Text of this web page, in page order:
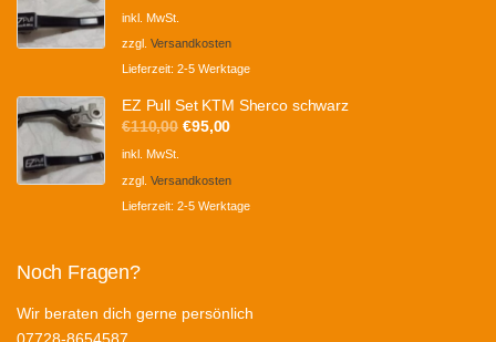
war:
€110,00
ist:
€95,00.
inkl. MwSt.
zzgl. Versandkosten
Lieferzeit: 2-5 Werktage
EZ Pull Set KTM Sherco schwarz
€110,00 Ursprünglicher
war:
€110,00
€95,00Aktueller
ist:
€95,00.
inkl. MwSt.
zzgl. Versandkosten
Lieferzeit: 2-5 Werktage
Noch Fragen?
Wir beraten dich gerne persönlich